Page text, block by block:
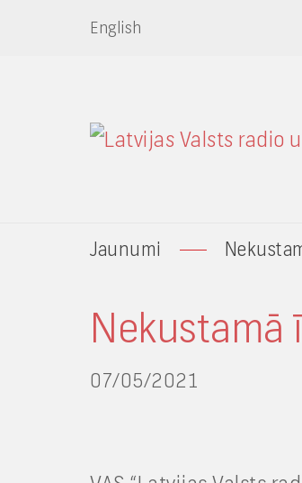
English
Jaunumi
Nekustamā
07/05/2021